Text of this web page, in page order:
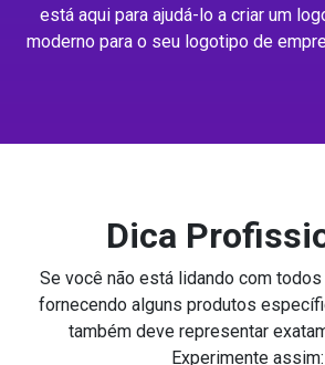
está aqui para ajudá-lo a criar um
moderno para o seu logotipo de
Dica
Se você não está lidando com
fornecendo alguns produtos
também deve representar
Experimente assim: